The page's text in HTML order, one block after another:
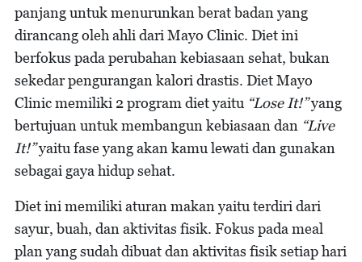
panjang untuk menurunkan berat badan yang
dirancang oleh ahli dari Mayo Clinic. Diet ini
berfokus pada perubahan kebiasaan sehat, bukan
sekedar pengurangan kalori drastis. Diet Mayo
Clinic memiliki 2 program diet yaitu “Lose It!”yang
bertujuan untuk membangun kebiasaan dan “Live
It!”yaitu fase yang akan kamu lewati dan gunakan
sebagai gaya hidup sehat.
Diet ini memiliki aturan makan yaitu terdiri dari
sayur, buah, dan aktivitas fisik. Fokus pada meal
plan yang sudah dibuat dan aktivitas fisik setiap hari